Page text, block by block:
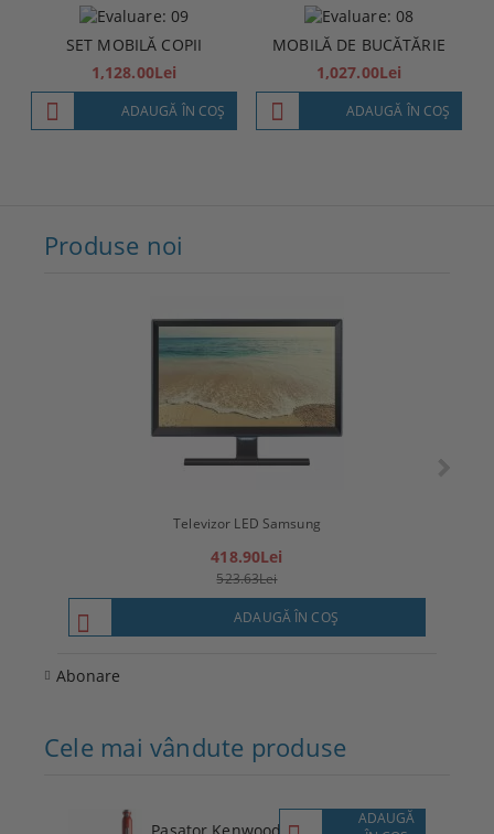
SET MOBILĂ COPII
1,128.00Lei
ADAUGĂ ÎN COŞ
MOBILĂ DE BUCĂTĂRIE
1,027.00Lei
ADAUGĂ ÎN COŞ
Produse noi
Televizor LED Samsung
418.90Lei
523.63Lei
ADAUGĂ ÎN COŞ
Abonare
Cele mai vândute produse
Pasator Kenwood
ADAUGĂ